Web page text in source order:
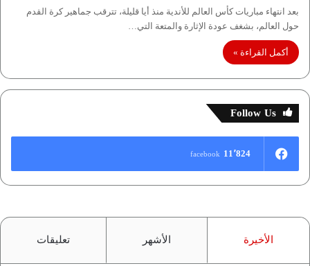
بعد انتهاء مباريات كأس العالم للأندية منذ أيا قليلة، تترقب جماهير كرة القدم
حول العالم، بشغف عودة الإثارة والمتعة التي…
أكمل القراءة »
Follow Us
11٬824 facebook
الأخيرة الأشهر تعليقات